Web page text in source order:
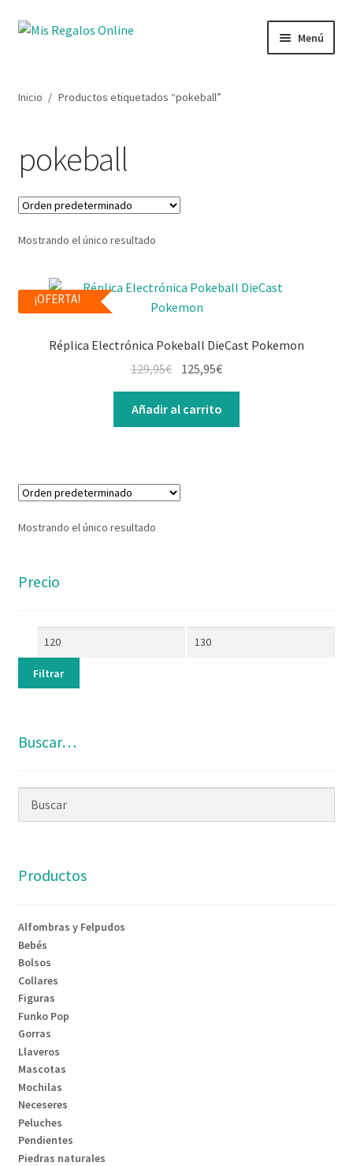
Menú
Secciones
Ofertas
Novedades
Lista de deseos
Inicio / Productos etiquetados “pokeball”
pokeball
Mostrando el único resultado
¡OFERTA!
Réplica Electrónica Pokeball DieCast Pokemon
129,95€ 125,95€
Añadir al carrito
Mostrando el único resultado
Precio
Filtrar
Buscar…
Productos
Alfombras y Felpudos
Bebés
Bolsos
Collares
Figuras
Funko Pop
Gorras
Llaveros
Mascotas
Mochilas
Neceseres
Peluches
Pendientes
Piedras naturales